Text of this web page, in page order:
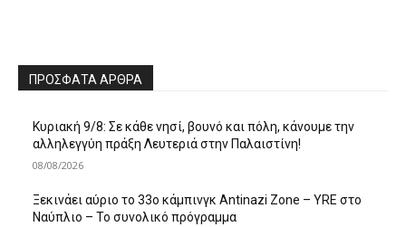
ΠΡΌΣΦΑΤΑ ΆΡΘΡΑ
Κυριακή 9/8: Σε κάθε νησί, βουνό και πόλη, κάνουμε την
αλληλεγγύη πράξη Λευτεριά στην Παλαιστίνη!
08/08/2026
Ξεκινάει αύριο το 33ο κάμπινγκ Antinazi Zone – YRE στο
Ναύπλιο – Το συνολικό πρόγραμμα